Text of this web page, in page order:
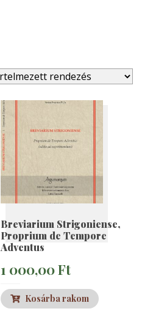
Breviarium Strigoniense,
Proprium de Tempore
Adventus
1 000,00Ft
Kosárba rakom